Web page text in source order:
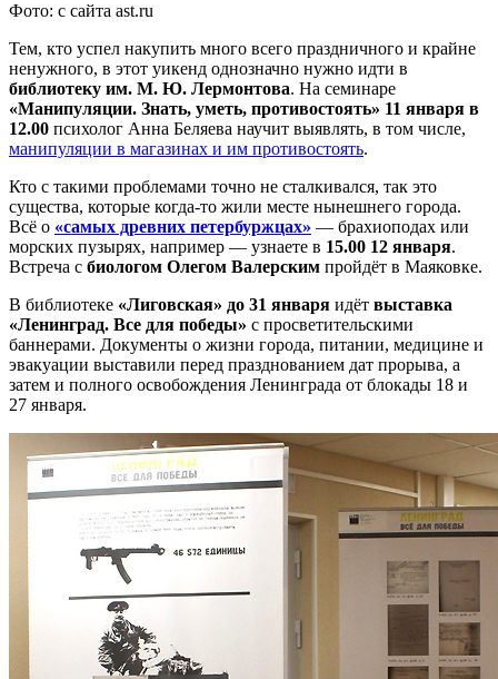
Фото: с сайта ast.ru
Тем, кто успел накупить много всего праздничного и крайне
ненужного, в этот уикенд однозначно нужно идти в
библиотеку им. М. Ю. Лермонтова. На семинаре
«Манипуляции. Знать, уметь, противостоять» 11 января в
12.00 психолог Анна Беляева научит выявлять, в том числе,
манипуляции в магазинах и им противостоять.
Кто с такими проблемами точно не сталкивался, так это
существа, которые когда-то жили месте нынешнего города.
Всё о «самых древних петербуржцах» — брахиоподах или
морских пузырях, например — узнаете в 15.00 12 января.
Встреча с биологом Олегом Валерским пройдёт в Маяковке.
В библиотеке «Лиговская» до 31 января идёт выставка
«Ленинград. Все для победы» с просветительскими
баннерами. Документы о жизни города, питании, медицине и
эвакуации выставили перед празднованием дат прорыва, а
затем и полного освобождения Ленинграда от блокады 18 и
27 января.